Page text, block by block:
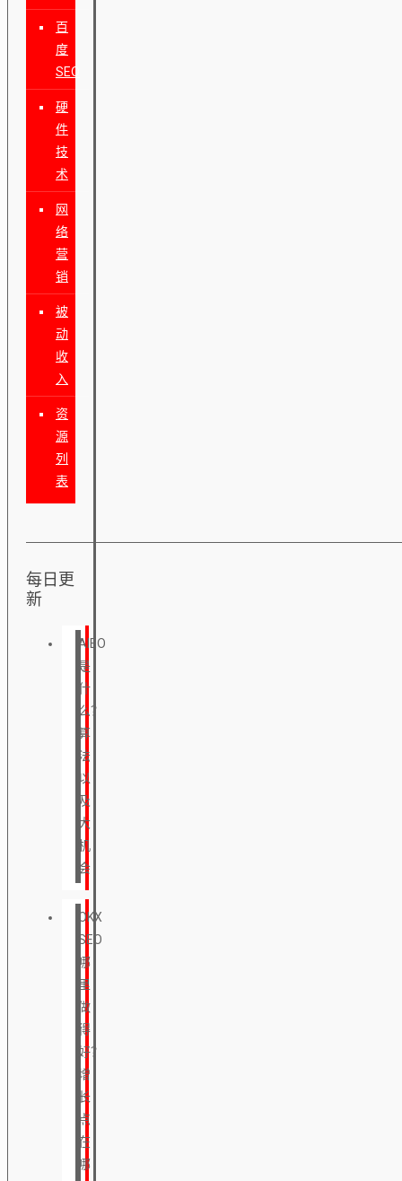
百
度
SEO
硬
件
技
术
网
络
营
销
被
动
收
入
资
源
列
表
每日更
新
AIEO
是
什
么？
算
法
以
及
大
机
会
OKX
SEO
哪
里
做
得
好？
增
长
点
在
哪